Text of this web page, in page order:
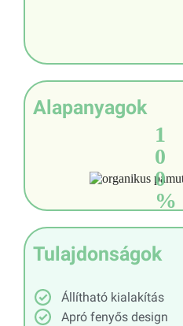
Alapanyagok
1
0
0
%
Tulajdonságok
Állítható kialakítás
Apró fenyős design